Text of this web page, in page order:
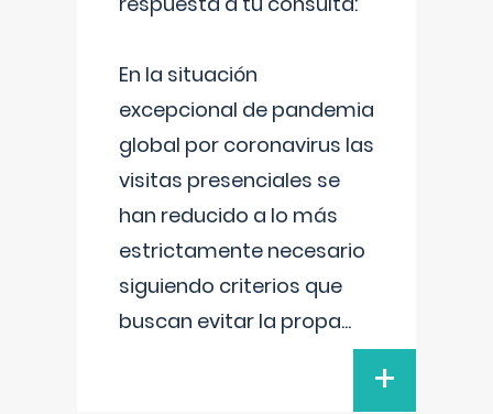
En la situación
excepcional de pandemia
global por coronavirus las
visitas presenciales se
han reducido a lo más
estrictamente necesario
siguiendo criterios que
buscan evitar la propa...
+